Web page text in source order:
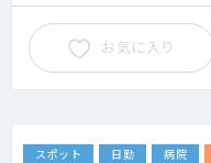
お気に入り
スポット 日勤 病院